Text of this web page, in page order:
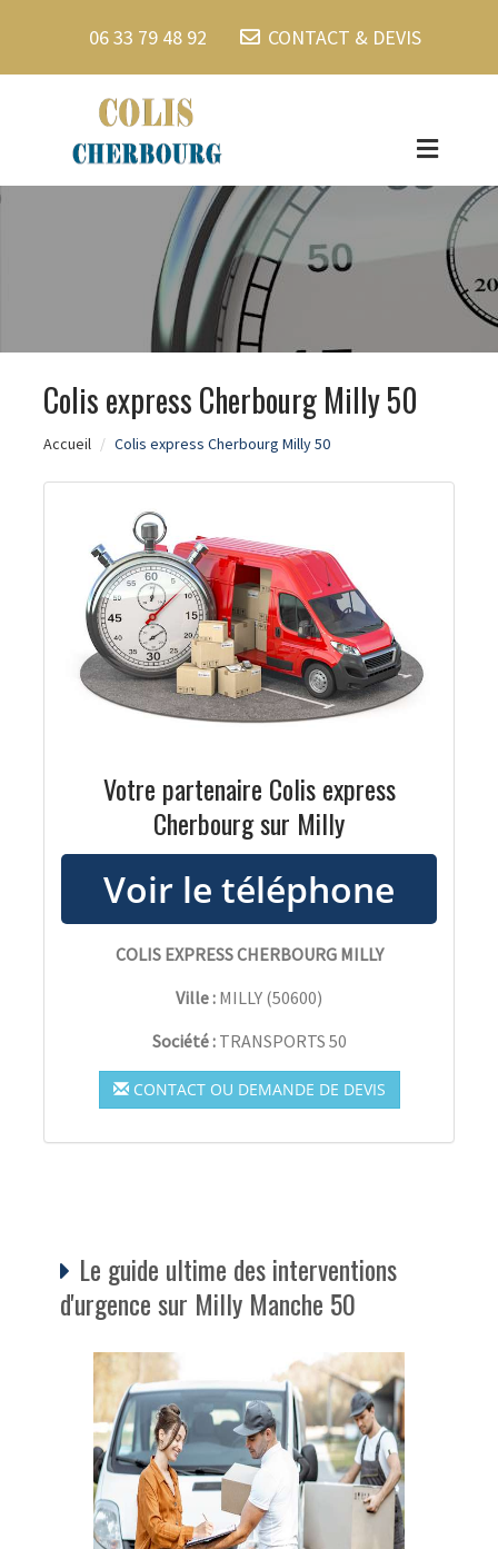
06 33 79 48 92 CONTACT & DEVIS
Colis express Cherbourg Milly 50
Accueil Colis express Cherbourg Milly 50
Votre partenaire Colis express
Cherbourg sur Milly
COLIS EXPRESS CHERBOURG MILLY
Ville : MILLY (50600)
Société : TRANSPORTS 50
CONTACT OU DEMANDE DE DEVIS
Le guide ultime des interventions
d'urgence sur Milly Manche 50